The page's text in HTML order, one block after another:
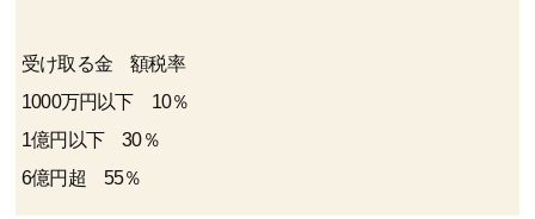
受け取る金 額税率
1000万円以下 10％
1億円以下 30％
6億円超 55％